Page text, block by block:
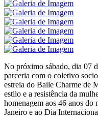
No próximo sábado, dia 07
parceria com o coletivo
estreia do Baile Charme de
estilo e a resistência da
homenagem aos 46 anos
Janeiro e ao Dia